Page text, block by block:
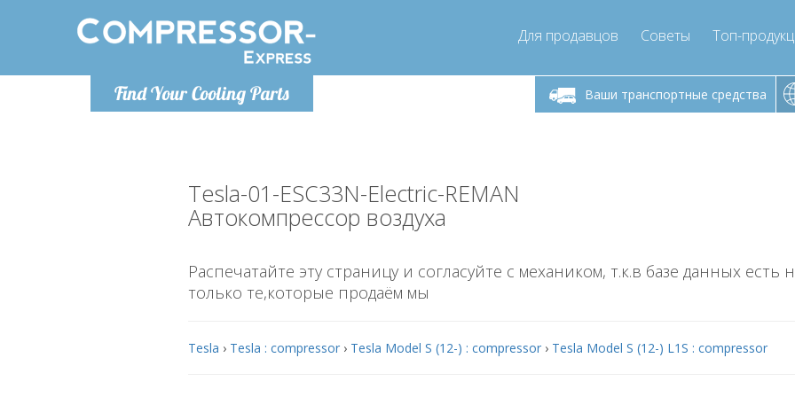
Find Your Cooling Parts
Для продавцов Советы Топ-
Ваши транспортные средства
Понедельник-пятница 9:00Понедельник-пятница 9:00
- 17
info@compressor-express.ru
Tesla-01-ESC33N-Electric-REMAN
Автокомпрессор воздуха
Распечатайте эту страницу и согласуйте с механиком, т.к.в базе данных есть
только те,которые продаём мы
Tesla › Tesla : compressor › Tesla Model S (12-) : compressor › Tesla Model S (12-) L1S : compressor